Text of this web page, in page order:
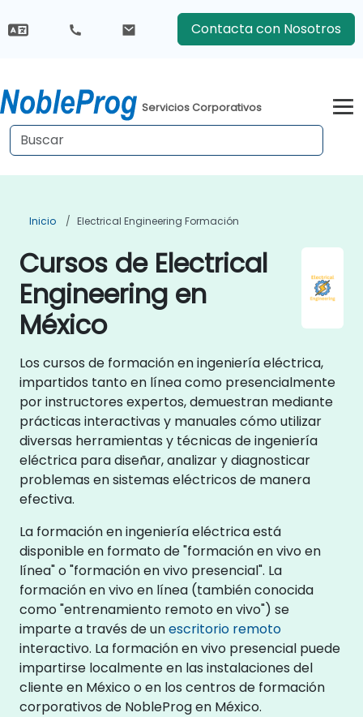
Contacta con Nosotros
Servicios Corporativos
Inicio Electrical Engineering Formación
Cursos de Electrical
Engineering en
México
Los cursos de formación en ingeniería eléctrica,
impartidos tanto en línea como presencialmente
por instructores expertos, demuestran mediante
prácticas interactivas y manuales cómo utilizar
diversas herramientas y técnicas de ingeniería
eléctrica para diseñar, analizar y diagnosticar
problemas en sistemas eléctricos de manera
efectiva.
La formación en ingeniería eléctrica está
disponible en formato de "formación en vivo en
línea" o "formación en vivo presencial". La
formación en vivo en línea (también conocida
como "entrenamiento remoto en vivo") se
imparte a través de unescritorio remoto
interactivo. La formación en vivo presencial puede
impartirse localmente en las instalaciones del
cliente en México o en los centros de formación
corporativos de NobleProg en México.